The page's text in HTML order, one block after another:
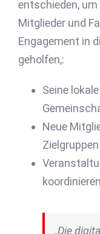
entschieden,
Mitglieder und
Engagement in
geholfen,:
Seine
Neue
„Die